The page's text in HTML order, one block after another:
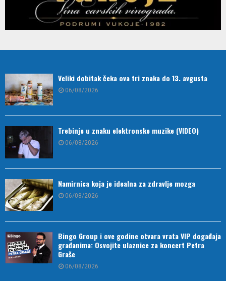
Veliki dobitak čeka ova tri znaka do 13. avgusta
06/08/2026
Trebinje u znaku elektronske muzike (VIDEO)
06/08/2026
Namirnica koja je idealna za zdravlje mozga
06/08/2026
Bingo Group i ove godine otvara vrata VIP događaja
građanima: Osvojite ulaznice za koncert Petra
Graše
06/08/2026